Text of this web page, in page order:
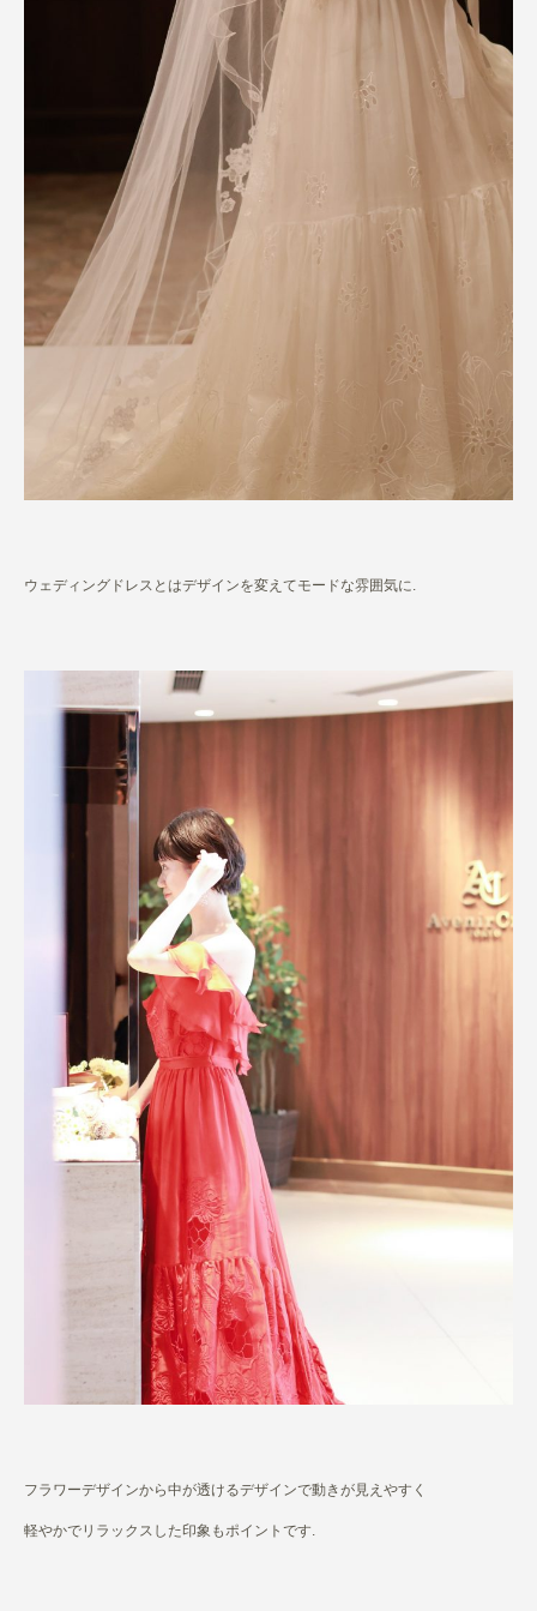
ウェディングドレスとはデザインを変えてモードな雰囲気に.
フラワーデザインから中が透けるデザインで動きが見えやすく
軽やかでリラックスした印象もポイントです.